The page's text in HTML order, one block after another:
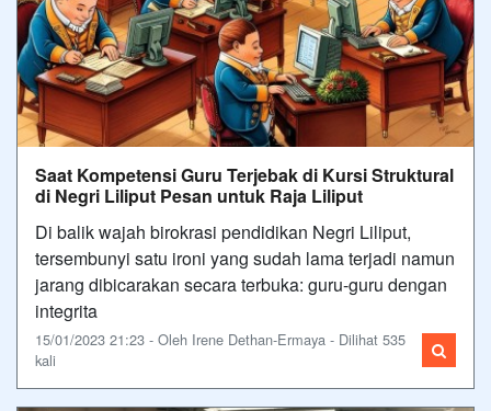
Saat Kompetensi Guru Terjebak di Kursi Struktural
di Negri Liliput Pesan untuk Raja Liliput
Di balik wajah birokrasi pendidikan Negri Liliput,
tersembunyi satu ironi yang sudah lama terjadi namun
jarang dibicarakan secara terbuka: guru-guru dengan
integrita
15/01/2023 21:23 - Oleh Irene Dethan-Ermaya - Dilihat 535
kali